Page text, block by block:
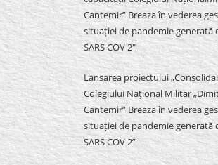
Cantemir” Breaza în vederea
situației de pandemie generată
SARS COV 2″
Lansarea proiectului
Colegiului Național Militar
Cantemir” Breaza în vederea
situației de pandemie generată
SARS COV 2”